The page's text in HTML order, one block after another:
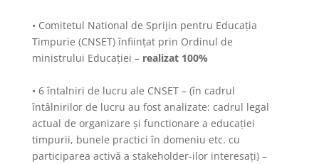
• Comitetul National de Sprijin pentru Educația
Timpurie (CNSET) înființat prin Ordinul de
ministrului Educației – realizat 100%
• 6 întalniri de lucru ale CNSET – (în cadrul
întâlnirilor de lucru au fost analizate: cadrul legal
actual de organizare și functionare a educației
timpurii, bunele practici în domeniu etc. cu
participarea activă a stakeholder-ilor interesați) –